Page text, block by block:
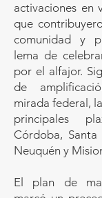
activaciones en
que
comunidad y
lema de
por el alfajor.
de
mirada federal,
principales
Córdoba, Santa
Neuquén y
El plan de